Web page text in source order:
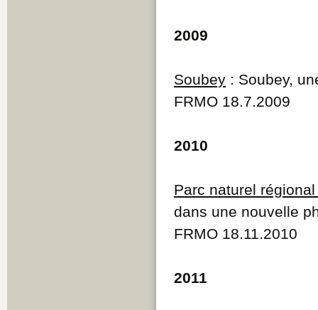
2009
Soubey : Soubey,
FRMO 18.7.2009
2010
Parc naturel
dans une nouvelle
FRMO 18.11.2010
2011